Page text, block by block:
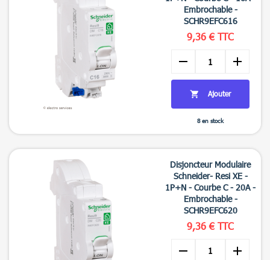

Embrochable -
SCHR9EFC616
9,36 € TTC
remove add
 Ajouter
8 en stock
Disjoncteur Modulaire
Schneider- Resi XE -
1P+N - Courbe C - 20A -
Embrochable -
SCHR9EFC620
9,36 € TTC
remove add